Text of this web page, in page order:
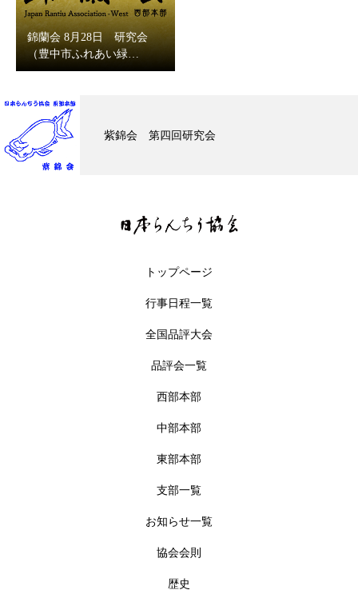
錦蘭会 8月28日 研究会
（豊中市ふれあい緑…
紫錦会 第四回研究会
トップページ
行事日程一覧
全国品評大会
品評会一覧
西部本部
中部本部
東部本部
支部一覧
お知らせ一覧
協会会則
歴史